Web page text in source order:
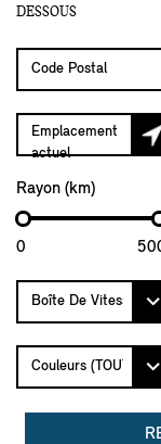
DESSOUS
Emplacement
actuel
Rayon (km)
0